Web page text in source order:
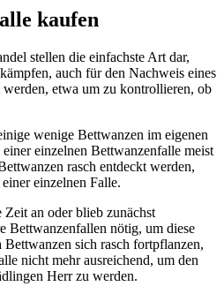
kaufen
stellen die einfachste Art dar,
auch für den Nachweis eines
etwa um zu kontrollieren, ob
wenige Bettwanzen im eigenen
einzelnen Bettwanzenfalle meist
rasch entdeckt werden,
einzelnen Falle.
an oder blieb zunächst
Bettwanzenfallen nötig, um diese
sich rasch fortpflanzen,
nicht mehr ausreichend, um den
Herr zu werden.